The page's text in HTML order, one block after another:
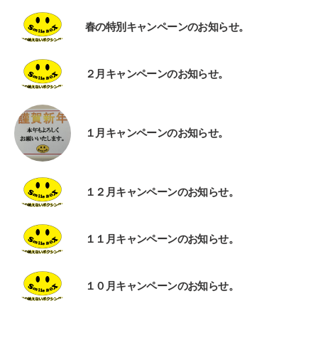
春の特別キャンペーンのお知らせ。
２月キャンペーンのお知らせ。
１月キャンペーンのお知らせ。
１２月キャンペーンのお知らせ。
１１月キャンペーンのお知らせ。
１０月キャンペーンのお知らせ。